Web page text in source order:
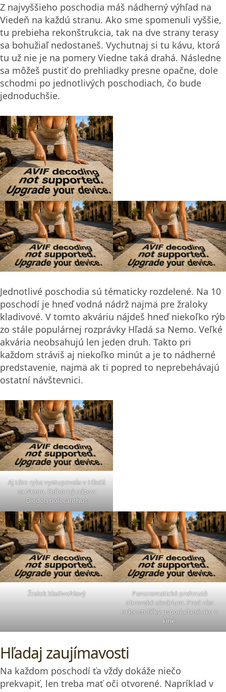
Z najvyššieho poschodia máš nádherný výhľad na
Viedeň na každú stranu. Ako sme spomenuli vyššie,
tu prebieha rekonštrukcia, tak na dve strany terasy
sa bohužiaľ nedostaneš. Vychutnaj si tu kávu, ktorá
tu už nie je na pomery Viedne taká drahá. Následne
sa môžeš pustiť do prehliadky presne opačne, dole
schodmi po jednotlivých poschodiach, čo bude
jednoduchšie.
Jednotlivé poschodia sú tématicky rozdelené. Na 10
poschodí je hneď vodná nádrž najmä pre žraloky
kladivové. V tomto akváriu nájdeš hneď niekoľko rýb
zo stále populárnej rozprávky Hľadá sa Nemo. Veľké
akvária neobsahujú len jeden druh. Takto pri
každom stráviš aj niekoľko minút a je to nádherné
predstavenie, najmä ak ti popred to neprebehávajú
ostatní návštevnici.
Aj táto ryba vystupovala v Hľadá
sa Nemo. Odborný názov:
Diodon holocanthus
Žralok kladivohlavý
Panoramatické prehnuté
obrovské akvárium. Pred ním
máte stoličky usporiadané ako v
kine.
Hľadaj zaujímavosti
Na každom poschodí ťa vždy dokáže niečo
prekvapiť, len treba mať oči otvorené. Napríklad v